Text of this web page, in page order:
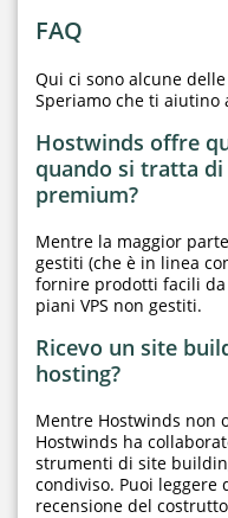
FAQ
Qui ci sono alcune
Speriamo che ti aiutino
Hostwinds offre
quando si tratta
premium?
Mentre la maggior
gestiti (che è in linea
fornire prodotti facili da
piani VPS non gestiti.
Ricevo un site
hosting?
Mentre Hostwinds non
Hostwinds ha
strumenti di site
condiviso. Puoi leggere
recensione del